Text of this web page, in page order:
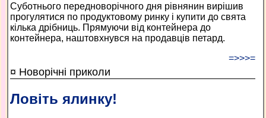
Суботнього передноворічного дня рівнянин вирішив
прогулятися по продуктовому ринку і купити до свята
кілька дрібниць. Прямуючи від контейнера до
контейнера, наштовхнувся на продавців петард.
=>>>=
¤ Новорічні приколи
Ловіть ялинку!